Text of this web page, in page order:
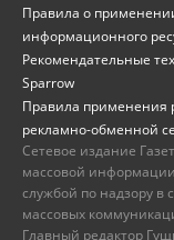
Правила о
информационного
Рекомендательные
Sparrow
Правила применения
рекламно-обменной
Сетевое издание
массовой
службой по надзору в
массовых
Главный редактор